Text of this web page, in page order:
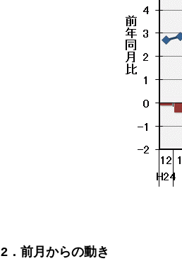
2．前月からの動き